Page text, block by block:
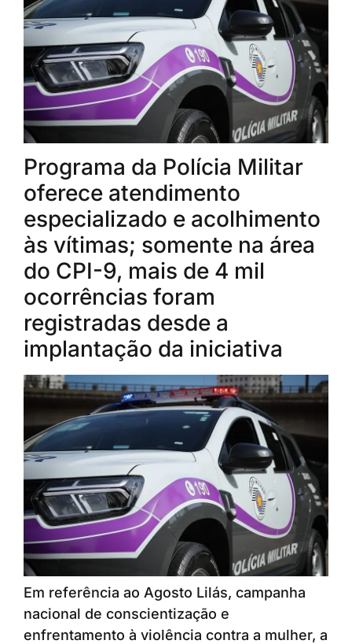
Programa da Polícia Militar
oferece atendimento
especializado e acolhimento
às vítimas; somente na área
do CPI-9, mais de 4 mil
ocorrências foram
registradas desde a
implantação da iniciativa
Em referência ao Agosto Lilás, campanha
nacional de conscientização e
enfrentamento à violência contra a mulher, a